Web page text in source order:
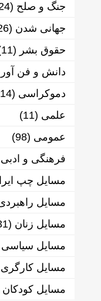
جنگ و صلح (24)
جهانی شدن (26)
حقوق بشر (11)
دانش و فن
دموکراسی (14)
علمی (11)
عمومی (98)
فرهنگی و ادبی
مسایل چپ
مسایل
مسایل زنان (31)
مسایل سیاسی
مسایل کارگری
مسایل کودکان